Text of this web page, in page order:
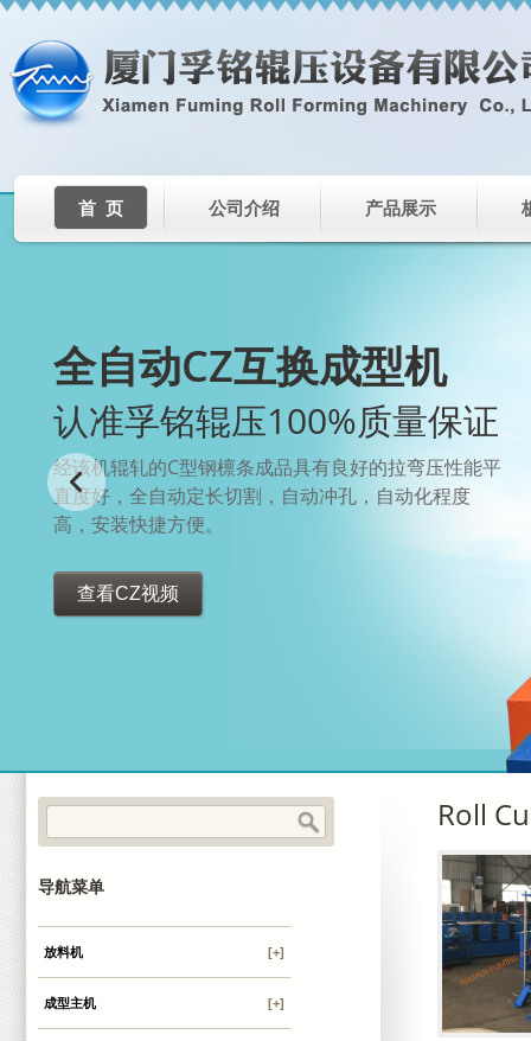
首 页 公司介绍 产品展示
全自动CZ互换成型机
认准孚铭辊压100%质量保证
经该机辊轧的C型钢檩条成品具有良好的拉弯压性能平
直度好，全自动定长切割，自动冲孔，自动化程度
高，安装快捷方便。
查看CZ视频
导航菜单
放料机 [+]
成型主机 [+]
Roll